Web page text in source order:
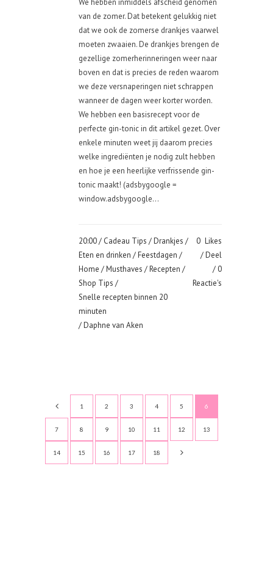
van de zomer. Dat betekent gelukkig niet
dat we ook de zomerse drankjes vaarwel
moeten zwaaien. De drankjes brengen de
gezellige zomerherinneringen weer naar
boven en dat is precies de reden waarom
we deze versnaperingen niet schrappen
wanneer de dagen weer korter worden.
We hebben een basisrecept voor de
perfecte gin-tonic in dit artikel gezet. Over
enkele minuten weet jij daarom precies
welke ingrediënten je nodig zult hebben
en hoe je een heerlijke verfrissende gin-
tonic maakt! (adsbygoogle =
window.adsbygoogle...
20:00 / Cadeau Tips /Drankjes /
Eten en drinken /Feestdagen /
Home /Musthaves /Recepten /
Shop Tips /
Snelle recepten binnen 20
minuten
/ Daphne van Aken
0 Likes
Deel
0
Reactie's
1 2 3 4 5 6
7 8 9 10 11 12 13
14 15 16 17 18